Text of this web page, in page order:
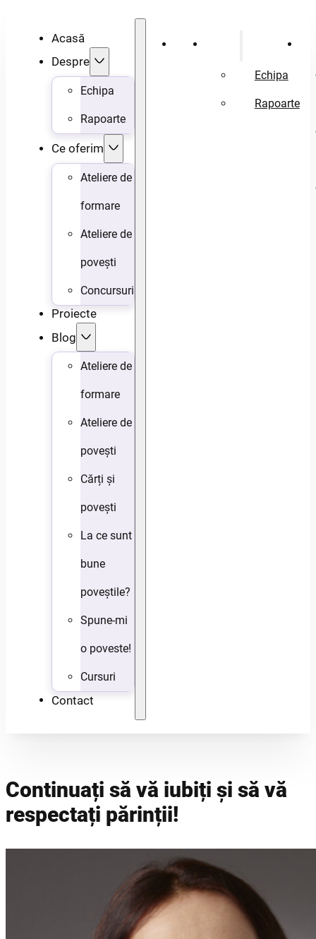
Acasă
Despre
Echipa
Rapoarte
Ce oferim
Ateliere de
formare
Ateliere de
povești
Concursuri
Proiecte
Blog
Ateliere de
formare
Ateliere de
povești
Cărți și
povești
La ce sunt
bune
poveștile?
Spune-mi
o poveste!
Cursuri
Contact
Acasă
Echipa
Rapoarte
Continuați să vă iubiți și să vă
respectați părinții!